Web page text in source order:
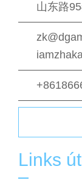
山东路
Links